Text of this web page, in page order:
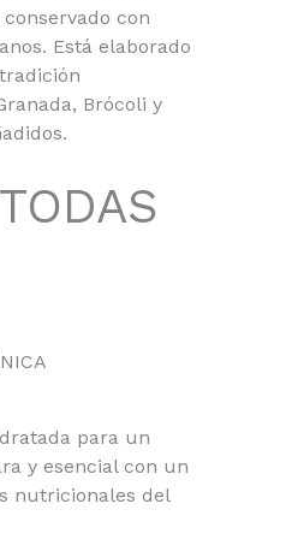
con
Está elaborado
Brócoli y
para un
y esencial con un
nutricionales del